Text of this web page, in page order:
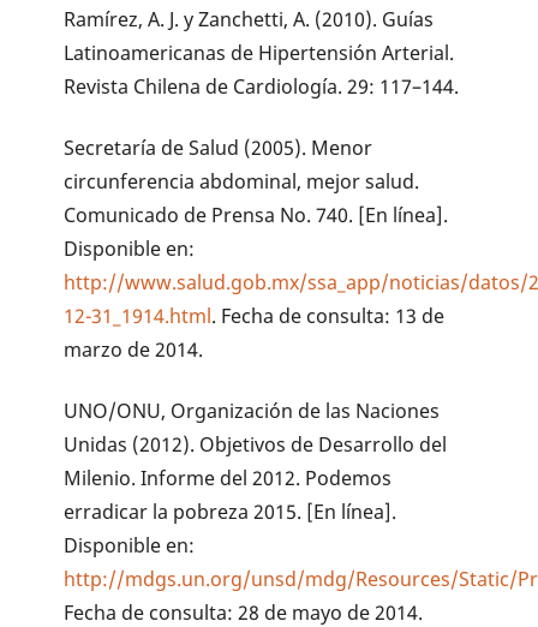
Ramírez, A. J. y Zanchetti, A. (2010). Guías
Latinoamericanas de Hipertensión Arterial.
Revista Chilena de Cardiología. 29: 117–144.
Secretaría de Salud (2005). Menor
circunferencia abdominal, mejor salud.
Comunicado de Prensa No. 740. [En línea].
Disponible en:
http://www.salud.gob.mx/ssa_app/noticias/datos/
12-31_1914.html. Fecha de consulta: 13 de
marzo de 2014.
UNO/ONU, Organización de las Naciones
Unidas (2012). Objetivos de Desarrollo del
Milenio. Informe del 2012. Podemos
erradicar la pobreza 2015. [En línea].
Disponible en:
http://mdgs.un.org/unsd/mdg/Resources/Static/
Fecha de consulta: 28 de mayo de 2014.